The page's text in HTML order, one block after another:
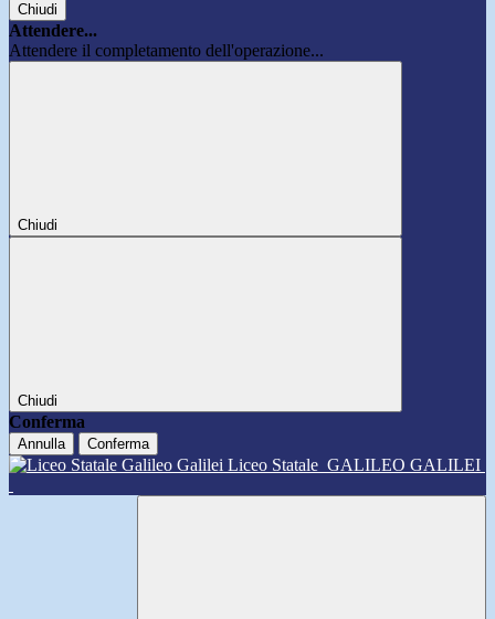
Chiudi
Attendere...
Attendere il completamento dell'operazione...
Chiudi
Chiudi
Conferma
Annulla Conferma
Liceo Statale GALILEO GALILEI